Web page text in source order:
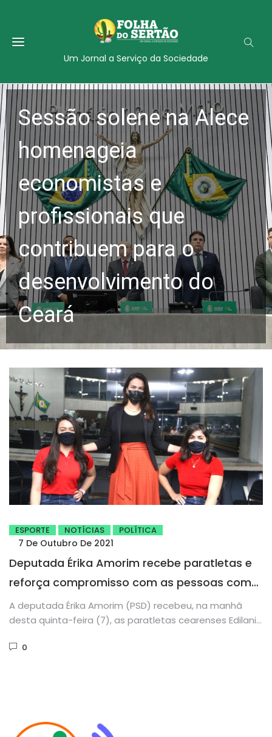
Um Jornal a Serviço da Sociedade
Sessão solene na Alece
homenageia
economistas e
profissionais que
contribuem para o
desenvolvimento do
Ceará
ESPORTE NOTÍCIAS POLÍTICA
7 De Outubro De 2021
Deputada Érika Amorim recebe paratletas e
reforça compromisso com as pessoas com
deficiência
A deputada Érika Amorim (PSD) recebeu, na manhã
desta quinta-feira (7), as paratletas cearenses Edilania
0